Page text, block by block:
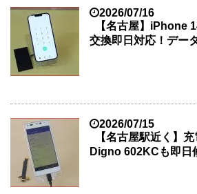
2026/07/16
【名古屋】iPhone
交換即日対応！デー
2026/07/15
【名古屋駅近く】
Digno 602KCも即日